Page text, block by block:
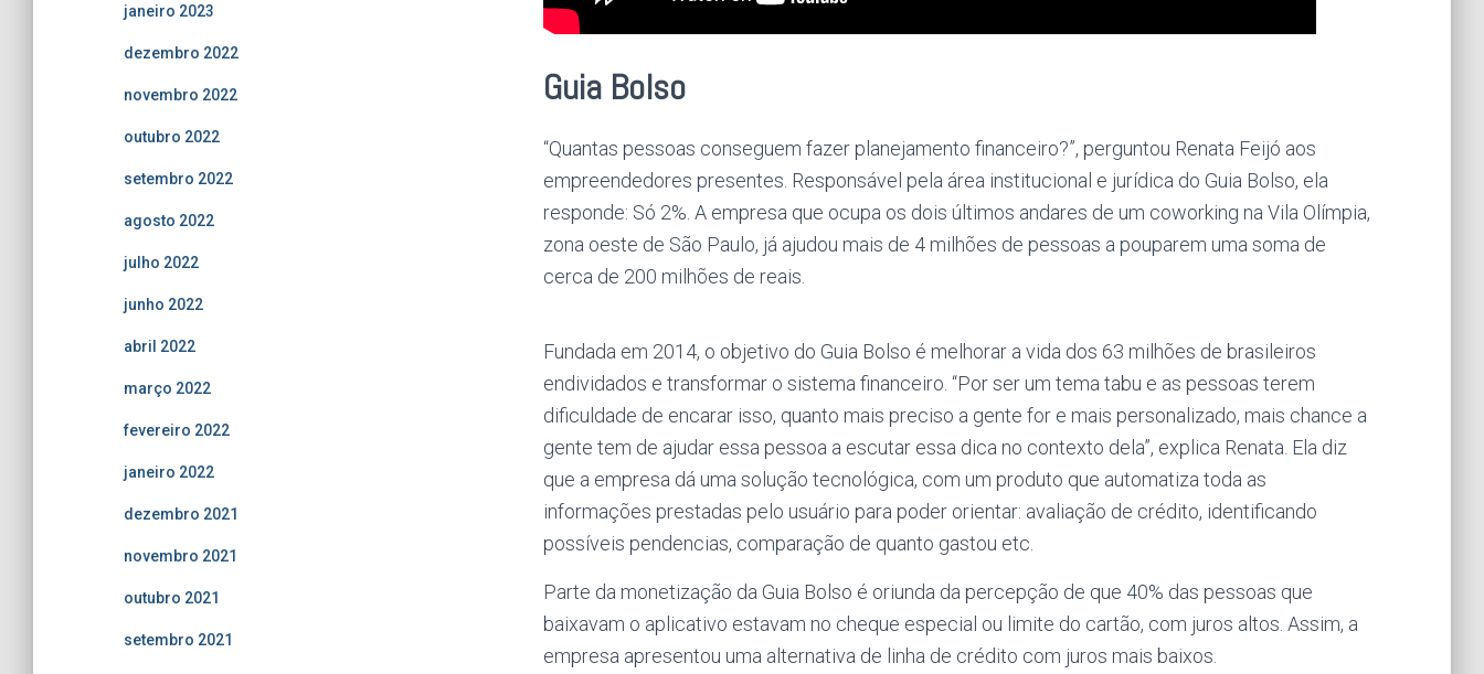
janeiro 2023
dezembro 2022
novembro 2022
outubro 2022
setembro 2022
agosto 2022
julho 2022
junho 2022
abril 2022
março 2022
fevereiro 2022
janeiro 2022
dezembro 2021
novembro 2021
outubro 2021
setembro 2021
Guia Bolso
“Quantas pessoas conseguem fazer planejamento financeiro?”, perguntou Renata Feijó aos
empreendedores presentes. Responsável pela área institucional e jurídica do Guia Bolso, ela
responde: Só 2%. A empresa que ocupa os dois últimos andares de um coworking na Vila Olímpia,
zona oeste de São Paulo, já ajudou mais de 4 milhões de pessoas a pouparem uma soma de
cerca de 200 milhões de reais.
Fundada em 2014, o objetivo do Guia Bolso é melhorar a vida dos 63 milhões de brasileiros
endividados e transformar o sistema financeiro. “Por ser um tema tabu e as pessoas terem
dificuldade de encarar isso, quanto mais preciso a gente for e mais personalizado, mais chance a
gente tem de ajudar essa pessoa a escutar essa dica no contexto dela”, explica Renata. Ela diz
que a empresa dá uma solução tecnológica, com um produto que automatiza toda as
informações prestadas pelo usuário para poder orientar: avaliação de crédito, identificando
possíveis pendencias, comparação de quanto gastou etc.
Parte da monetização da Guia Bolso é oriunda da percepção de que 40% das pessoas que
baixavam o aplicativo estavam no cheque especial ou limite do cartão, com juros altos. Assim, a
empresa apresentou uma alternativa de linha de crédito com juros mais baixos.